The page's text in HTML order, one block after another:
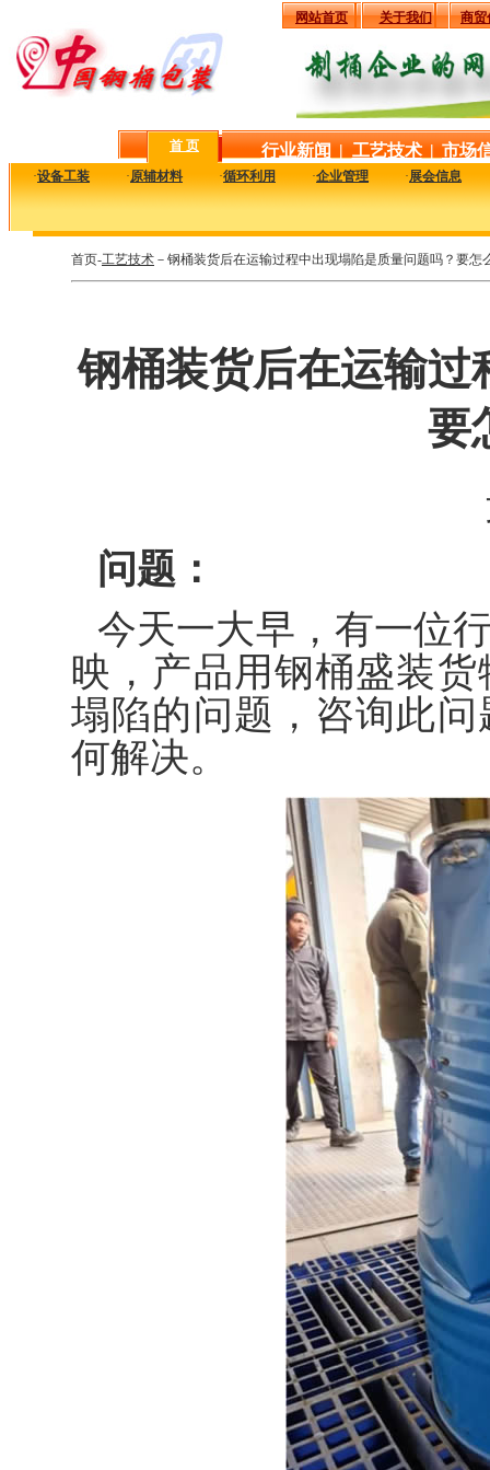
网站首页 关于我们 商贸
首 页 行业新闻 | 工艺技术 | 市场
·设备工装 ·原辅材料 ·循环利用 ·企业管理 ·展会信息
首页-工艺技术 －钢桶装货后在运输过程中出现塌陷是质量问题吗？要怎
钢桶装货后在运输过
要
问题：
今天一大早，有一位
映，产品用钢桶盛装
塌陷的问题，咨询此
何解决。